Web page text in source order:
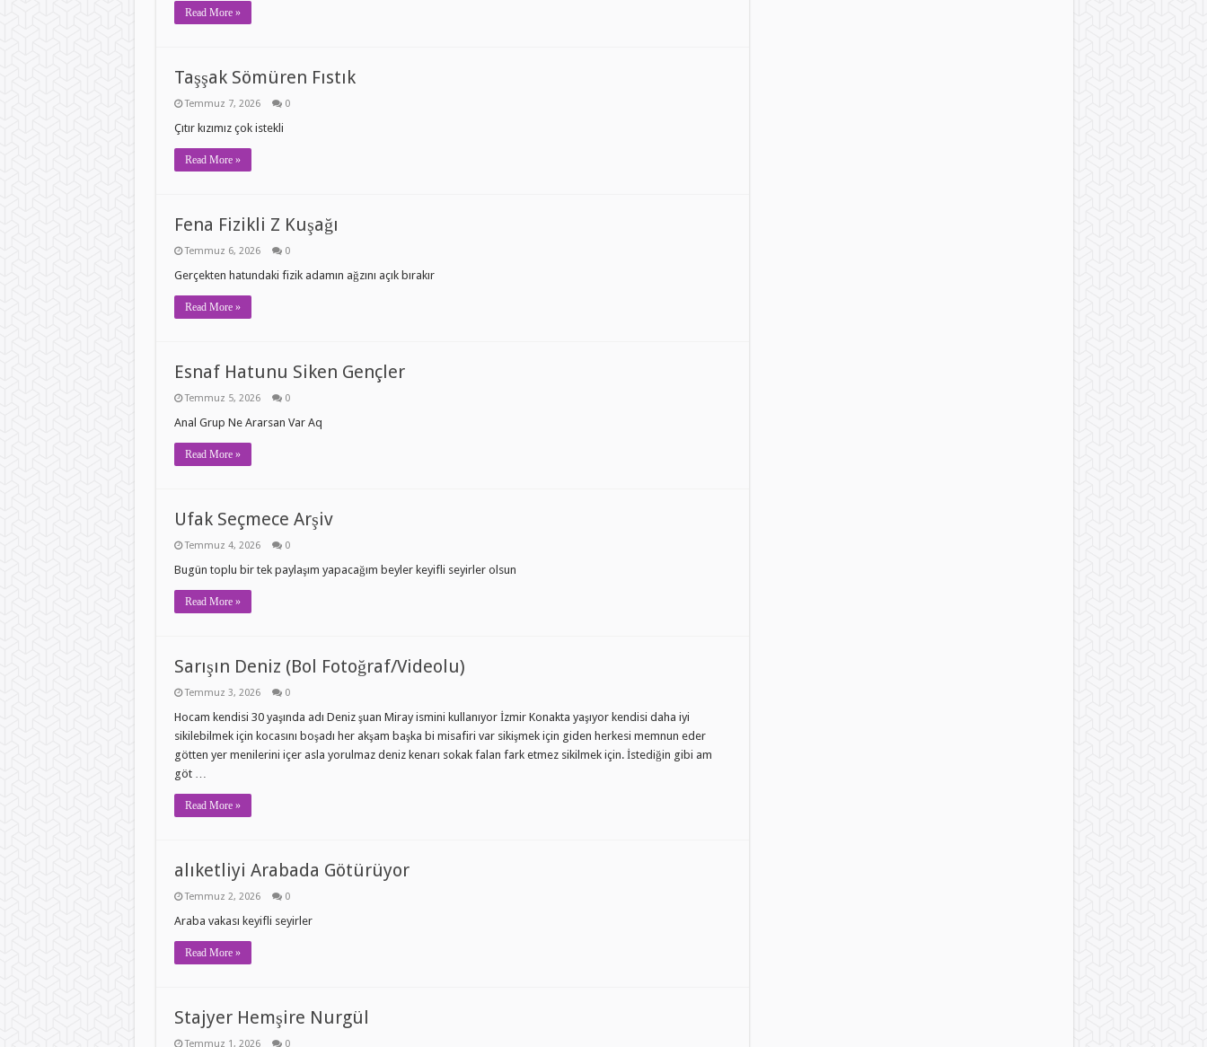
Read More »
Taşşak Sömüren Fıstık
Temmuz 7, 2026 0
Çıtır kızımız çok istekli
Read More »
Fena Fizikli Z Kuşağı
Temmuz 6, 2026 0
Gerçekten hatundaki fizik adamın ağzını açık bırakır
Read More »
Esnaf Hatunu Siken Gençler
Temmuz 5, 2026 0
Anal Grup Ne Ararsan Var Aq
Read More »
Ufak Seçmece Arşiv
Temmuz 4, 2026 0
Bugün toplu bir tek paylaşım yapacağım beyler keyifli seyirler olsun
Read More »
Sarışın Deniz (Bol Fotoğraf/Videolu)
Temmuz 3, 2026 0
Hocam kendisi 30 yaşında adı Deniz şuan Miray ismini kullanıyor İzmir Konakta yaşıyor kendisi daha iyi
sikilebilmek için kocasını boşadı her akşam başka bi misafiri var sikişmek için giden herkesi memnun eder
götten yer menilerini içer asla yorulmaz deniz kenarı sokak falan fark etmez sikilmek için. İstediğin gibi am
göt …
Read More »
alıketliyi Arabada Götürüyor
Temmuz 2, 2026 0
Araba vakası keyifli seyirler
Read More »
Stajyer Hemşire Nurgül
Temmuz 1, 2026 0